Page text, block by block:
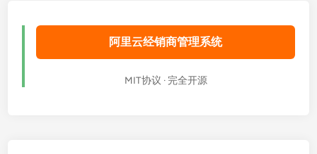
阿里云经销商管理系统
MIT协议 · 完全开源